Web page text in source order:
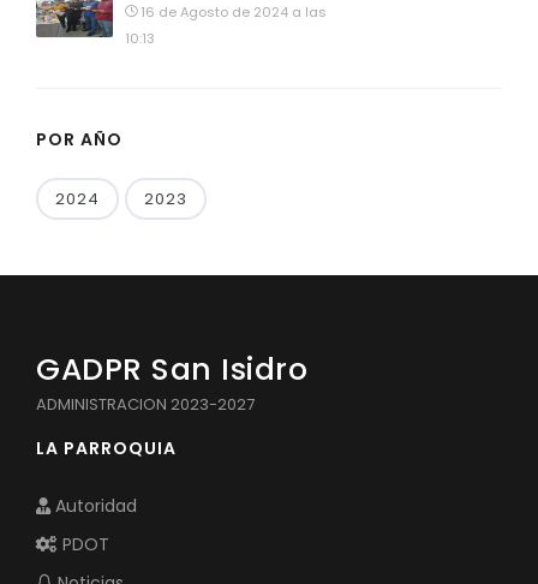
16 de Agosto de 2024 a las
10:13
POR AÑO
2024 2023
GADPR San Isidro
ADMINISTRACION 2023-2027
LA PARROQUIA
Autoridad
PDOT